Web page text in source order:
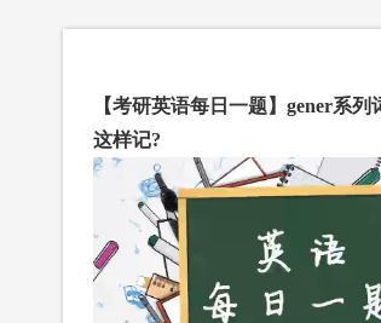
【考研英语每日一题】gener系
这样记?